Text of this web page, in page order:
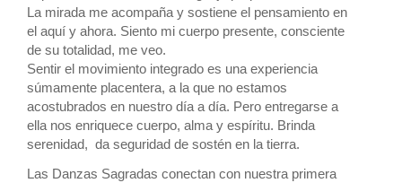
La mirada me acompaña y sostiene el pensamiento en
el aquí y ahora. Siento mi cuerpo presente, consciente
de su totalidad, me veo.
Sentir el movimiento integrado es una experiencia
súmamente placentera, a la que no estamos
acostubrados en nuestro día a día. Pero entregarse a
ella nos enriquece cuerpo, alma y espíritu. Brinda
serenidad, da seguridad de sostén en la tierra.
Las Danzas Sagradas conectan con nuestra primera